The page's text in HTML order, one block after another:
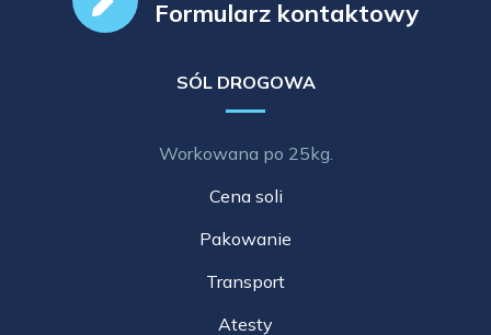
Formularz kontaktowy
SÓL DROGOWA
Workowana po 25kg.
Cena soli
Pakowanie
Transport
Atesty